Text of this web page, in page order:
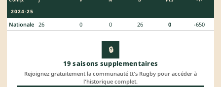
2024-25
Nationale 26 0 0 26 0 -650
🔒
19 saisons supplementaires
Rejoignez gratuitement la communauté It's Rugby pour accéder à
l'historique complet.